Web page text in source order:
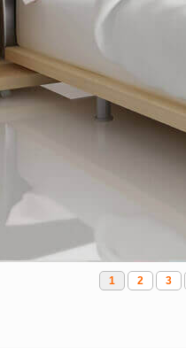
1 2 3